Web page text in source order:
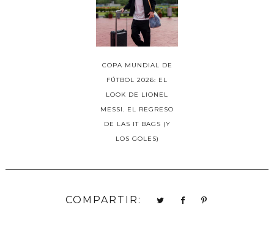
COPA MUNDIAL DE
FÚTBOL 2026: EL
LOOK DE LIONEL
MESSI. EL REGRESO
DE LAS IT BAGS (Y
LOS GOLES)
COMPARTIR: